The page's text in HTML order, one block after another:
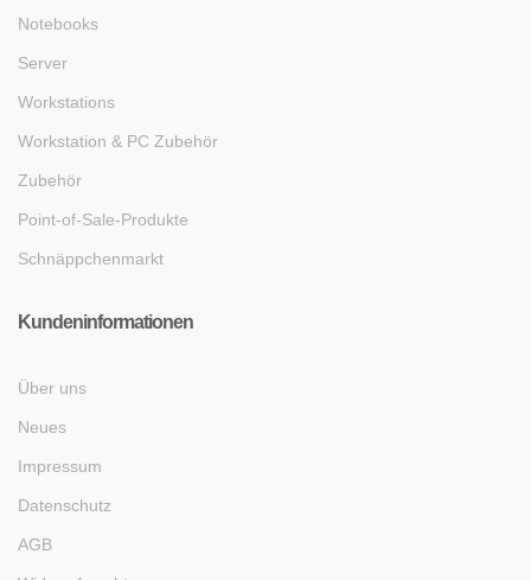
Notebooks
Server
Workstations
Workstation & PC Zubehör
Zubehör
Point-of-Sale-Produkte
Schnäppchenmarkt
Kundeninformationen
Über uns
Neues
Impressum
Datenschutz
AGB